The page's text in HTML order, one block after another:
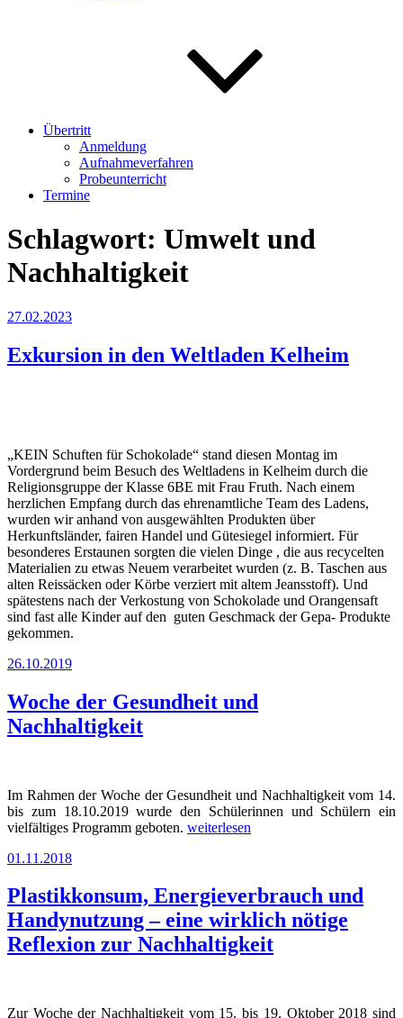
Übertritt
Anmeldung
Aufnahmeverfahren
Probeunterricht
Termine
Schlagwort: Umwelt und
Nachhaltigkeit
Veröffentlicht
27.02.2023
Exkursion in den Weltladen Kelheim
„KEIN Schuften für Schokolade“ stand diesen Montag im
Vordergrund beim Besuch des Weltladens in Kelheim durch die
Religionsgruppe der Klasse 6BE mit Frau Fruth. Nach einem
herzlichen Empfang durch das ehrenamtliche Team des Ladens,
wurden wir anhand von ausgewählten Produkten über
Herkunftsländer, fairen Handel und Gütesiegel informiert. Für
besonderes Erstaunen sorgten die vielen Dinge , die aus recycelten
Materialien zu etwas Neuem verarbeitet wurden (z. B. Taschen aus
alten Reissäcken oder Körbe verziert mit altem Jeansstoff). Und
spätestens nach der Verkostung von Schokolade und Orangensaft
sind fast alle Kinder auf den guten Geschmack der Gepa- Produkte
gekommen.
Veröffentlicht
26.10.2019
Woche der Gesundheit und
Nachhaltigkeit
Im Rahmen der Woche der Gesundheit und Nachhaltigkeit vom 14.
bis zum 18.10.2019 wurde den Schülerinnen und Schülern ein
vielfältiges Programm geboten. „Woche
Nachhaltigkeit“
weiterlesen
Veröffentlicht
01.11.2018
Plastikkonsum, Energieverbrauch und
Handynutzung – eine wirklich nötige
Reflexion zur Nachhaltigkeit
Zur Woche der Nachhaltigkeit vom 15. bis 19. Oktober 2018 sind